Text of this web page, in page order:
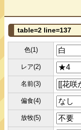
table=2 line=137
色(1)
レア(2)
名前(3)
偏食(4)
放牧(5)